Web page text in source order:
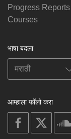
Progress Reports
Courses
भाषा बदला
आम्हाला फॉलो करा
on
facebook